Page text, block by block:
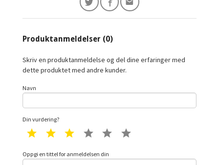
Produktanmeldelser (0)
Skriv en produktanmeldelse og del dine erfaringer med
dette produktet med andre kunder.
Navn
Din vurdering?
1 star 2 star 3 star 4 star 5 star
Oppgi en tittel for anmeldelsen din